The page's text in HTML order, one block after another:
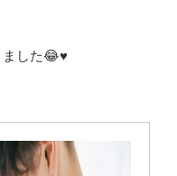
ました😂♥